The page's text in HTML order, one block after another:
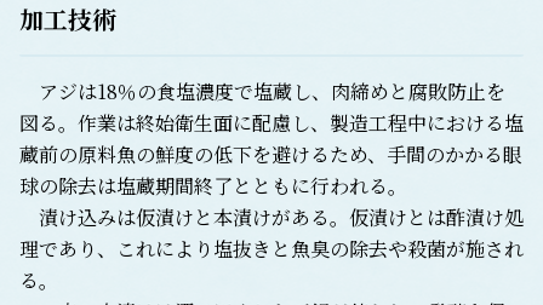
加工技術
アジは18％の食塩濃度で塩蔵し、肉締めと腐敗防止を
図る。作業は終始衛生面に配慮し、製造工程中における塩
蔵前の原料魚の鮮度の低下を避けるため、手間のかかる眼
球の除去は塩蔵期間終了とともに行われる。
漬け込みは仮漬けと本漬けがある。仮漬けとは酢漬け処
理であり、これにより塩抜きと魚臭の除去や殺菌が施され
る。